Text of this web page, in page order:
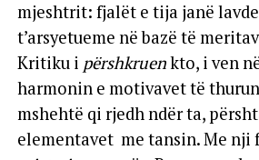
mjeshtrit: fjalët e tija janë
t’arsyetueme në bazë të
Kritiku i përshkruenkto, i ven
harmonin e motivavet të
mshehtë qi rjedh ndër ta,
elementavet me tansin. Me nji